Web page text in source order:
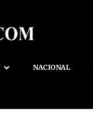
NACIONAL